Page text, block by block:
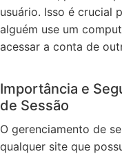
usuário. Isso é crucial
alguém use um
acessar a conta de
Importância e
de Sessão
O gerenciamento de
qualquer site que